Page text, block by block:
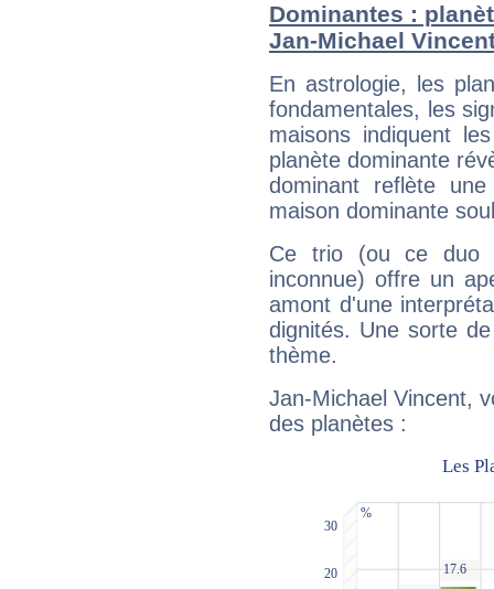
Dominantes :
Jan-Michael
En astrologie, les
fondamentales, les
maisons indiquent
planète dominante
dominant reflète
maison dominante
Ce trio (ou ce duo
inconnue) offre un
amont d'une
dignités. Une sorte
thème.
Jan-Michael Vincent,
des planètes :